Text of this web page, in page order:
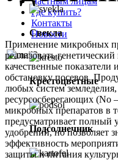
Где купить?
Контакты
Новости
info@eco-ric.com
Свекла
Крестоцветные
Подсолнечник
Применение микробных
реализовать
качественные
обстановку посевов.
любых систем
ресурсосберегающих
микробных препаратов в
предусматривает
удобрений, но позволяет
эффективность
защиты и питания